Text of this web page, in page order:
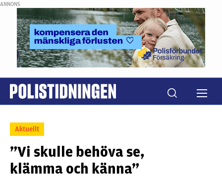
ANNONS
Aktuellt
”Vi skulle behöva se,
klämma och känna”